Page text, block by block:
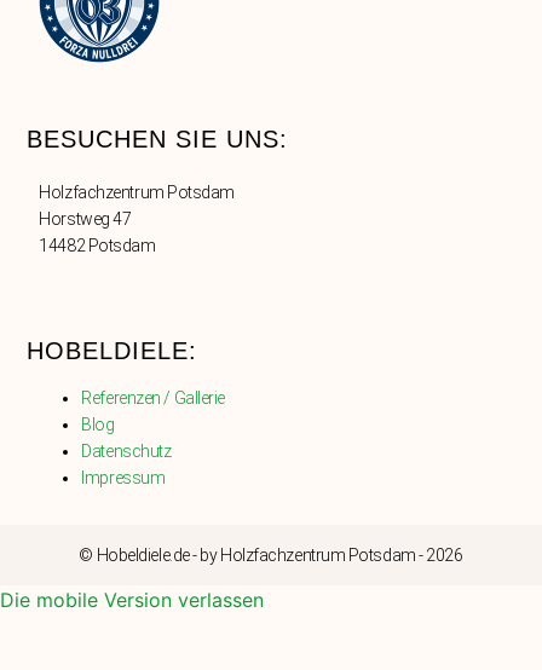
BESUCHEN SIE UNS:
Holzfachzentrum Potsdam
Horstweg 47
14482 Potsdam
HOBELDIELE:
Referenzen / Gallerie
Blog
Datenschutz
Impressum
© Hobeldiele.de - by Holzfachzentrum Potsdam - 2026
Die mobile Version verlassen